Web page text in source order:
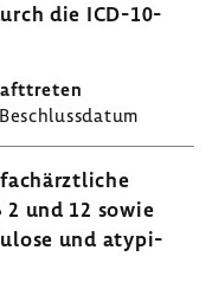
die ICD-​10-
2 und 12 sowie
und atypi­